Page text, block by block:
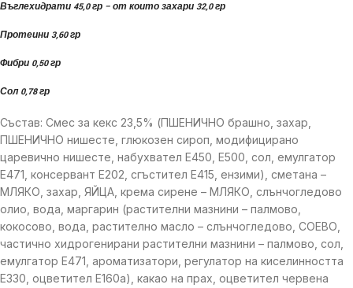
Въглехидрати 45,0 гр – от които захари 32,0 гр
Протеини 3,60 гр
Фибри 0,50 гр
Сол 0,78 гр
Състав: Смес за кекс 23,5% (ПШЕНИЧНО брашно, захар,
ПШЕНИЧНО нишесте, глюкозен сироп, модифицирано
царевично нишесте, набухвател E450, E500, сол, емулгатор
E471, консервант E202, сгъстител E415, ензими), сметана –
МЛЯКО, захар, ЯЙЦА, крема сирене – МЛЯКО, слънчогледово
олио, вода, маргарин (растителни мазнини – палмово,
кокосово, вода, растително масло – слънчогледово, СОЕВО,
частично хидрогенирани растителни мазнини – палмово, сол,
емулгатор E471, ароматизатори, регулатор на киселинността
E330, оцветител E160a), какао на прах, оцветител червена